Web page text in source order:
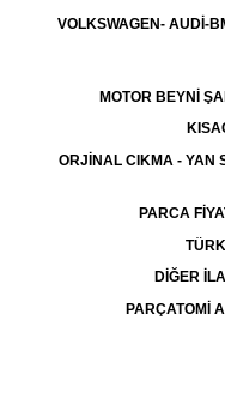
VOLKSWAGEN- AUDİ-
MOTOR BEYNİ
ORJİNAL CIKMA - YAN
PARCA
DİĞER
PARÇATOMİ